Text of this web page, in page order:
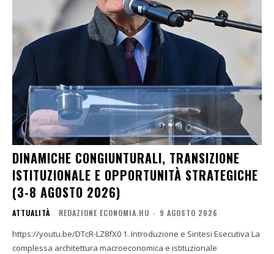
DINAMICHE CONGIUNTURALI, TRANSIZIONE
ISTITUZIONALE E OPPORTUNITÀ STRATEGICHE
(3-8 AGOSTO 2026)
ATTUALITÀ REDAZIONE ECONOMIA.HU - 9 AGOSTO 2026
https://youtu.be/DTcR-LZ8fX0 1. Introduzione e Sintesi Esecutiva La
complessa architettura macroeconomica e istituzionale